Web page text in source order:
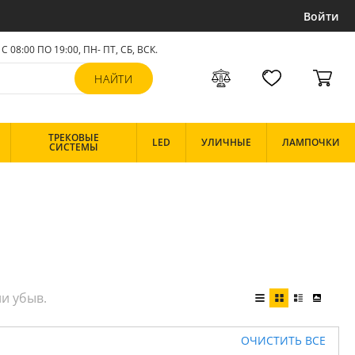
Войти
С 08:00 ПО 19:00, ПН- ПТ, СБ, ВСК.
ТРЕКОВЫЕ
СИСТЕМЫ LED УЛИЧНЫЕ ЛАМПОЧКИ
ОЧИСТИТЬ ВСЕ